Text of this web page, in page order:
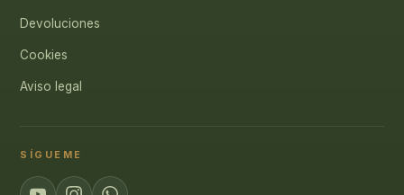
Devoluciones
Cookies
Aviso legal
SÍGUEME